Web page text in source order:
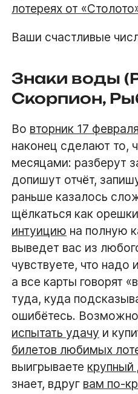
лотереях от
Ваши счастливые
Знаки воды
Скорпион,
Во вторник 17
наконец сделают то,
месяцами: разберут
допишут отчёт,
раньше казалось
щёлкаться как
интуицию на полную
выведет вас из
чувствуете, что надо
а все карты говорят
туда, куда
ошибётесь.
испытать удачу и
билетов любимых
выигрываете
знает, вдруг вам по-